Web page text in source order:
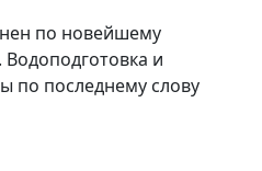
по новейшему
Водоподготовка и
по последнему слову